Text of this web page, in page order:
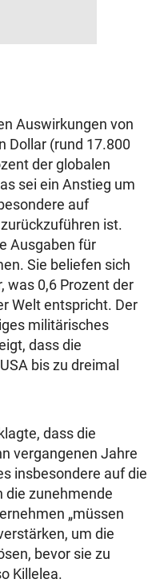
Auswirkungen von
Dollar (rund 17.800
der globalen
sei ein Anstieg um
auf
ist.
Ausgaben für
Sie beliefen sich
was 0,6 Prozent der
Welt entspricht. Der
militärisches
dass die
bis zu dreimal
dass die
vergangenen Jahre
insbesondere auf die
die zunehmende
„müssen
um die
bevor sie zu
Killelea.